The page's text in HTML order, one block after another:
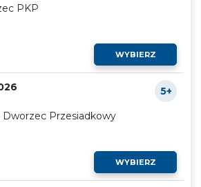
PKP
WYBIERZ
5+
Dworzec Przesiadkowy
WYBIERZ